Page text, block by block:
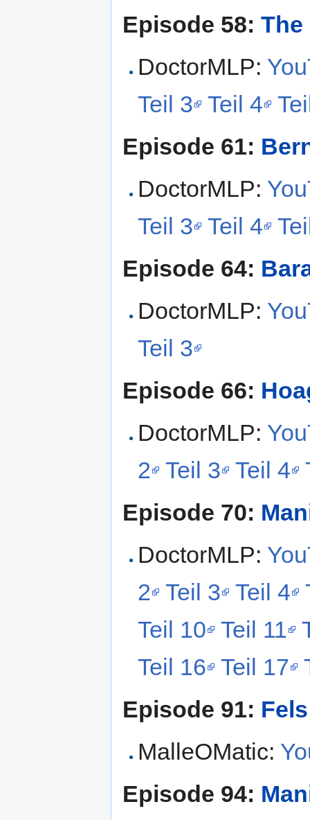
Episode 58: The
DoctorMLP:
Teil 3 Teil 4
Episode 61:
DoctorMLP:
Teil 3 Teil 4
Episode 64:
DoctorMLP:
Teil 3
Episode 66:
DoctorMLP:
2 Teil 3 Teil 4
Episode 70:
DoctorMLP:
2 Teil 3 Teil 4
Teil 10 Teil 11
Teil 16 Teil 17
Episode 91:
MalleOMatic:
Episode 94: